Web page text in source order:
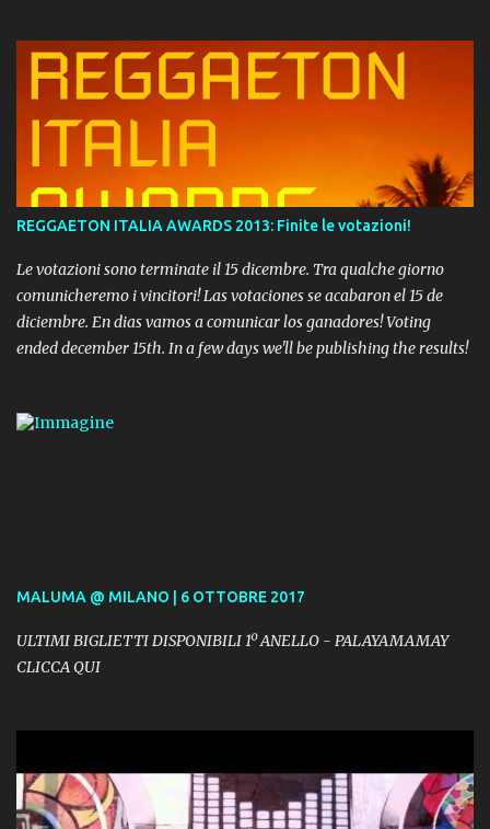
REGGAETON ITALIA AWARDS 2013: Finite le votazioni!
Le votazioni sono terminate il 15 dicembre. Tra qualche giorno
comunicheremo i vincitori! Las votaciones se acabaron el 15 de
diciembre. En dias vamos a comunicar los ganadores! Voting
ended december 15th. In a few days we'll be publishing the results!
MALUMA @ MILANO | 6 OTTOBRE 2017
ULTIMI BIGLIETTI DISPONIBILI 1º ANELLO - PALAYAMAMAY
CLICCA QUI